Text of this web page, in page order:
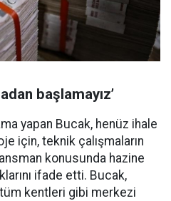
başlamayız’
yapan Bucak, henüz ihale
için, teknik çalışmaların
konusunda hazine
ifade etti. Bucak,
tüm kentleri gibi merkezi